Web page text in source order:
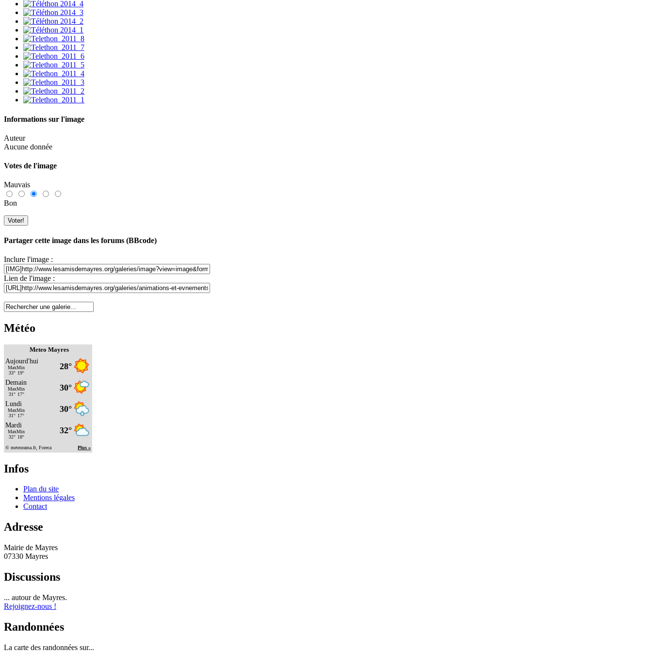
Informations sur l'image
Auteur
Aucune donnée
Votes de l'image
Mauvais
Bon
Partager cette image dans les forums (BBcode)
Inclure l'image :
Lien de l'image :
Météo
Meteo Mayres
Infos
Plan du site
Mentions légales
Contact
Adresse
Mairie de Mayres
07330 Mayres
Discussions
... autour de Mayres.
Rejoignez-nous !
Randonnées
La carte des randonnées sur...